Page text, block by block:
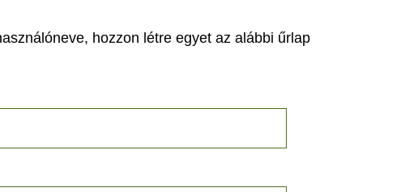
hozzon létre egyet az alábbi űrlap